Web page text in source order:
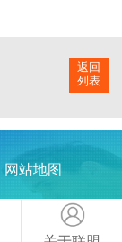
返回
列表
网站地图